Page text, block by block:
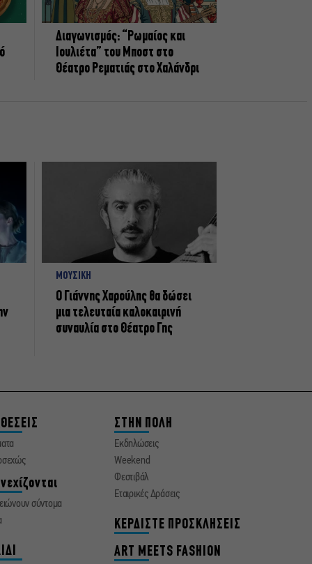
Διαγωνισμός: “Ρωμαίος και
Ιουλιέτα” του Μποστ στο
Θέατρο Ρεματιάς στο Χαλάνδρι
ΜΟΥΣΙΚΗ
Ο Γιάννης Χαρούλης θα δώσει
μια τελευταία καλοκαιρινή
συναυλία στο Θέατρο Γης
σύντομα
ΣΤΗΝ ΠΟΛΗ
Εκδηλώσεις
Weekend
Φεστιβάλ
Εταιρικές Δράσεις
ΚΕΡΔΙΣΤΕ ΠΡΟΣΚΛΗΣΕΙΣ
ART MEETS FASHION